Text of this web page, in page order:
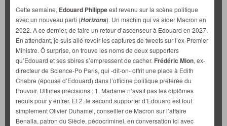
Cette semaine, Edouard Philippeest revenu sur la scène politique
avec un nouveau parti (Horizons). Un machin qui va aider Macron en
2022. A ce dernier, de faire un retour d’ascenseur à Edouard en 2027.
En attendant, je suis allé revoir les captures de tweets sur l’ex-Premier
Ministre. Ô surprise, on trouve les noms de deux supporters
qu’Edouard et ses sbires s’empressent de cacher. Frédéric Mion, ex-
directeur de Science-Po Paris, qui -dit-on- offrit une place à Edith
Chabre (épouse d’Edouard) dans l’officine politique préférée du
Pouvoir. Ultimes précisions : 1. Madame n’avait pas les diplômes
requis pour y entrer. Et 2. le second supporter d’Edouard est tout
simplement Olivier Duhamel, conseiller de Macron sur l’affaire
Benalla, patron du Siècle, pédocriminel, en conversation ici avec